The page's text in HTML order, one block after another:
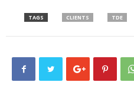
TAGS CLIENTS TDE